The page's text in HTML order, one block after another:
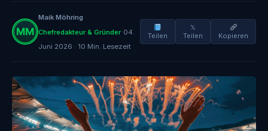
Maik Möhring
Chefredakteur & Gründer 04.
Juni 2026 · 10 Min. Lesezeit
Teilen
𝕏
Teilen
Kopieren